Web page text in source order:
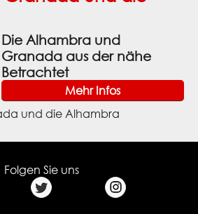
Die Alhambra und
Granada aus der nähe
Betrachtet
Mehr Infos
und die Alhambra
Folgen Sie uns